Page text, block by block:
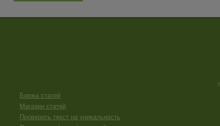
Биржа статей
Магазин статей
Проверить текст на уникальность